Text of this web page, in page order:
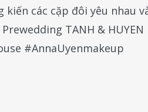
các cặp đôi yêu nhau
TANH & HUYEN
#AnnaUyenmakeup